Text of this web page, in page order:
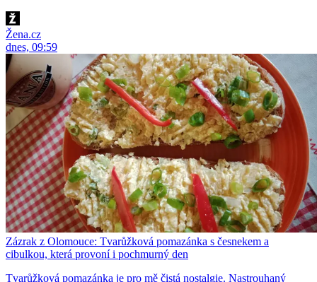
Žena.cz
dnes, 09:59
Zázrak z Olomouce: Tvarůžková pomazánka s česnekem a
cibulkou, která provoní i pochmurný den
Tvarůžková pomazánka je pro mě čistá nostalgie. Nastrouhaný